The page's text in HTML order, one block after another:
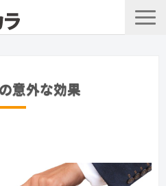
テゴリ一覧
意外な効果